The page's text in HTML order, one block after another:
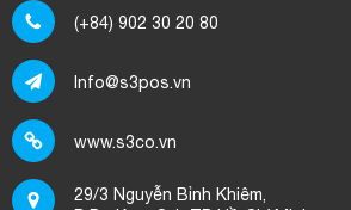
tiền 1 lần duy nhất?
trộm hoặc sử dụng trái phép không?
Làm thế nào để nhập thông tin sản
(+84) 902 30 20 80
Info@s3pos.vn
www.s3co.vn
29/3 Nguyễn Bỉnh Khiêm,